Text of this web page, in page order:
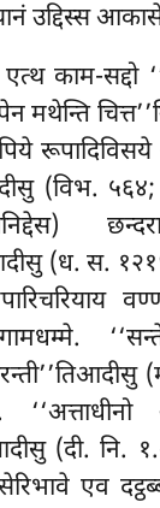
उद्दिस्स
एत्थ काम-सद्दो
मथेन्ति
(विभ.
(ध. स.
(दी. नि.
एव